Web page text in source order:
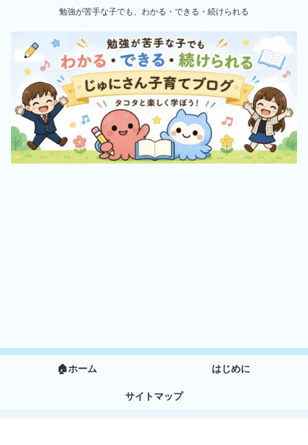
勉強が苦手な子でも、わかる・できる・続けられる
🏠ホーム はじめに
サイトマップ